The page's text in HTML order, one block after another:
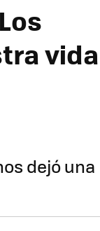
vida
dejó una